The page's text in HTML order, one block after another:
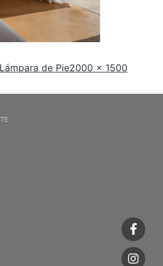
de Pie2000 × 1500